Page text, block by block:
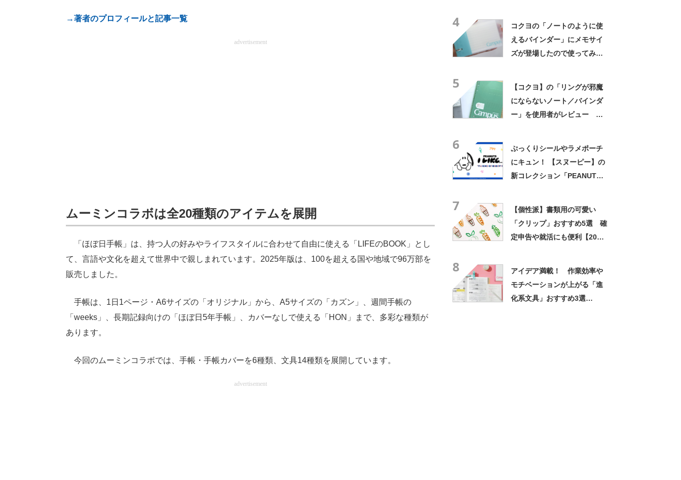
→著者のプロフィールと記事一覧
advertisement
ムーミンコラボは全20種類のアイテムを展開
「ほぼ日手帳」は、持つ人の好みやライフスタイルに合わせて自由に使える「LIFEのBOOK」とし
て、言語や文化を超えて世界中で親しまれています。2025年版は、100を超える国や地域で96万部を
販売しました。
手帳は、1日1ページ・A6サイズの「オリジナル」から、A5サイズの「カズン」、週間手帳の
「weeks」、長期記録向けの「ほぼ日5年手帳」、カバーなしで使える「HON」まで、多彩な種類が
あります。
今回のムーミンコラボでは、手帳・手帳カバーを6種類、文具14種類を展開しています。
advertisement
4
コクヨの「ノートのように使
えるバインダー」にメモサイ
ズが登場したので使ってみ
5
【コクヨ】の「リングが邪魔
にならないノート／バインダ
ー」を使用者がレビュー お
6
ぷっくりシールやラメポーチ
にキュン！ 【スヌーピー】の
新コレクション「PEANUTS I
7
【個性派】書類用の可愛い
「クリップ」おすすめ5選 確
定申告や就活にも便利【2022
8
アイデア満載！ 作業効率や
モチベーションが上がる「進
化系文具」おすすめ3選